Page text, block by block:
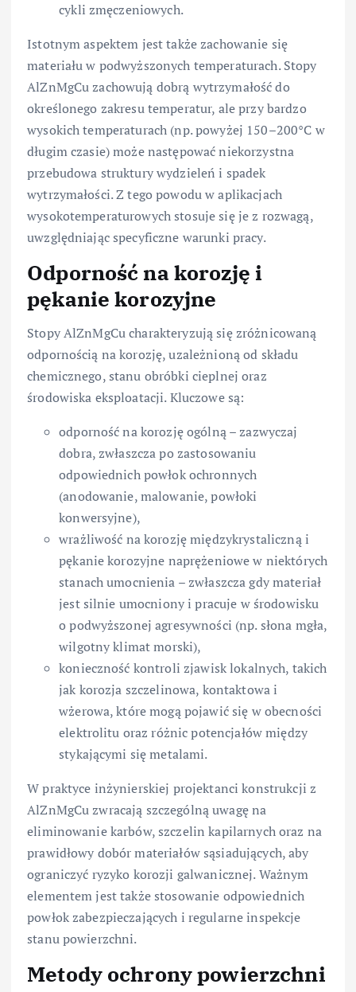
cykli zmęczeniowych.
Istotnym aspektem jest także zachowanie się
materiału w podwyższonych temperaturach. Stopy
AlZnMgCu zachowują dobrą wytrzymałość do
określonego zakresu temperatur, ale przy bardzo
wysokich temperaturach (np. powyżej 150–200°C w
długim czasie) może następować niekorzystna
przebudowa struktury wydzieleń i spadek
wytrzymałości. Z tego powodu w aplikacjach
wysokotemperaturowych stosuje się je z rozwagą,
uwzględniając specyficzne warunki pracy.
Odporność na korozję i
pękanie korozyjne
Stopy AlZnMgCu charakteryzują się zróżnicowaną
odpornością na korozję, uzależnioną od składu
chemicznego, stanu obróbki cieplnej oraz
środowiska eksploatacji. Kluczowe są:
odporność na korozję ogólną – zazwyczaj
dobra, zwłaszcza po zastosowaniu
odpowiednich powłok ochronnych
(anodowanie, malowanie, powłoki
konwersyjne),
wrażliwość na korozję międzykrystaliczną i
pękanie korozyjne naprężeniowe w niektórych
stanach umocnienia – zwłaszcza gdy materiał
jest silnie umocniony i pracuje w środowisku
o podwyższonej agresywności (np. słona mgła,
wilgotny klimat morski),
konieczność kontroli zjawisk lokalnych, takich
jak korozja szczelinowa, kontaktowa i
wżerowa, które mogą pojawić się w obecności
elektrolitu oraz różnic potencjałów między
stykającymi się metalami.
W praktyce inżynierskiej projektanci konstrukcji z
AlZnMgCu zwracają szczególną uwagę na
eliminowanie karbów, szczelin kapilarnych oraz na
prawidłowy dobór materiałów sąsiadujących, aby
ograniczyć ryzyko korozji galwanicznej. Ważnym
elementem jest także stosowanie odpowiednich
powłok zabezpieczających i regularne inspekcje
stanu powierzchni.
Metody ochrony powierzchni